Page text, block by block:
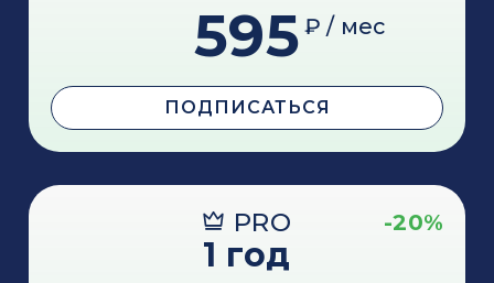
595 ₽ / мес
ПОДПИСАТЬСЯ
PRO -20%
1 год